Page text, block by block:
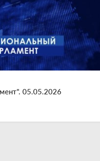
05.05.2026